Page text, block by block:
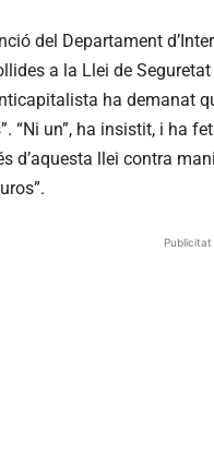
del Departament
a la Llei de
ha demanat
“Ni un”, ha insistit, i ha
d’aquesta llei contra
Publicitat